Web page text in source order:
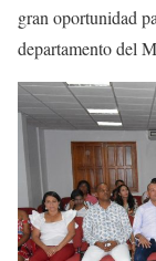
gran oportunidad
departamento del